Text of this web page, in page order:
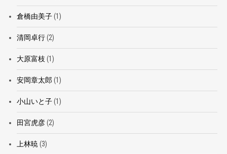
倉橋由美子(1)
清岡卓行(2)
大原富枝 (1)
安岡章太郎 (1)
小山いと子(1)
田宮虎彦(2)
上林暁(3)